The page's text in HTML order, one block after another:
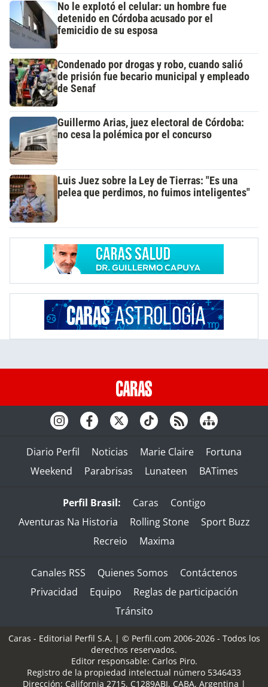
No le explotó el celular: un hombre fue
detenido en Córdoba acusado por el
femicidio de su esposa
Condenado por drogas y robo, cuando salió
de prisión fue becario municipal y empleado
de Senaf
Guillermo Arias, juez electoral de Córdoba:
no cesa la polémica por el concurso
Luis Juez sobre la Ley de Tierras: "Es una
pelea que perdimos, no fuimos inteligentes"
Diario Perfil Noticias Marie Claire
Fortuna
Weekend
Parabrisas Lunateen BATimes
Perfil Brasil: Caras
Contigo
Aventuras Na Historia
Rolling Stone
Sport Buzz
Recreio
Maxima
Canales RSS Quienes Somos
Contáctenos
Privacidad
Equipo
Reglas de participación
Tránsito
Caras - Editorial Perfil S.A. | © Perfil.com 2006-2026 - Todos los
derechos reservados.
Editor responsable: Carlos Piro.
Registro de la propiedad intelectual número 5346433
Dirección: California 2715, C1289ABI, CABA, Argentina |